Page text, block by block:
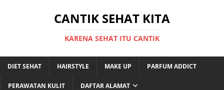
CANTIK SEHAT KITA
KARENA SEHAT ITU CANTIK
DIET SEHAT HAIRSTYLE MAKE UP PARFUM ADDICT
PERAWATAN KULIT DAFTAR ALAMAT